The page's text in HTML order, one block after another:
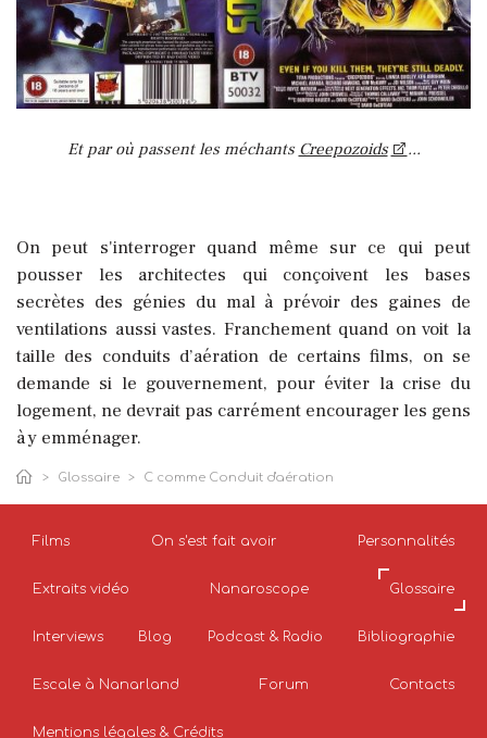
Et par où passent les méchants Creepozoids ...
On peut s'interroger quand même sur ce qui peut
pousser les architectes qui conçoivent les bases
secrètes des génies du mal à prévoir des gaines de
ventilations aussi vastes. Franchement quand on voit la
taille des conduits d’aération de certains films, on se
demande si le gouvernement, pour éviter la crise du
logement, ne devrait pas carrément encourager les gens
à y emménager.
Glossaire C comme Conduit d'aération
Films On s'est fait avoir Personnalités
Extraits vidéo Nanaroscope Glossaire
Interviews Blog Podcast & Radio Bibliographie
Escale à Nanarland Forum Contacts
Mentions légales & Crédits